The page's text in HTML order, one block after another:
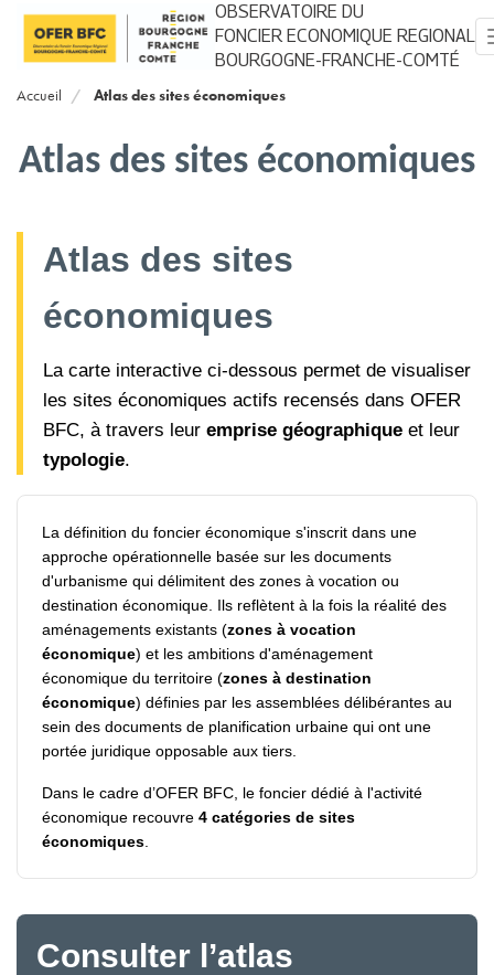
Aller
contenu
OBSERVATOIRE DU
FONCIER ECONOMIQUE REGIONAL
BOURGOGNE-FRANCHE-COMTÉ
Accueil Atlas des sites économiques
Atlas des sites économiques
Atlas des sites
économiques
La carte interactive ci-dessous permet de visualiser
les sites économiques actifs recensés dans OFER
BFC, à travers leur emprise géographique et leur
typologie.
La définition du foncier économique s'inscrit dans une
approche opérationnelle basée sur les documents
d'urbanisme qui délimitent des zones à vocation ou
destination économique. Ils reflètent à la fois la réalité des
aménagements existants (zones à vocation
économique) et les ambitions d'aménagement
économique du territoire (zones à destination
économique) définies par les assemblées délibérantes au
sein des documents de planification urbaine qui ont une
portée juridique opposable aux tiers.
Dans le cadre d’OFER BFC, le foncier dédié à l'activité
économique recouvre 4 catégories de sites
économiques
Consulter l’atlas